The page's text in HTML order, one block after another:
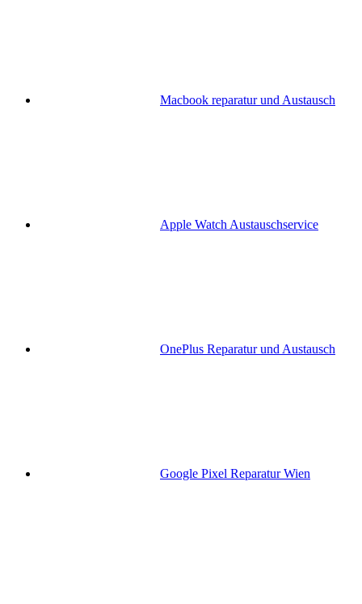
Macbook reparatur und Austausch
Apple Watch Austauschservice
OnePlus Reparatur und Austausch
Google Pixel Reparatur Wien